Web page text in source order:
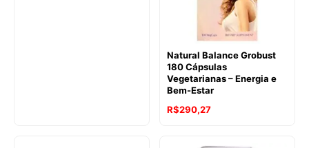
Natural Balance Grobust
180 Cápsulas
Vegetarianas – Energia e
Bem-Estar
R$290,27